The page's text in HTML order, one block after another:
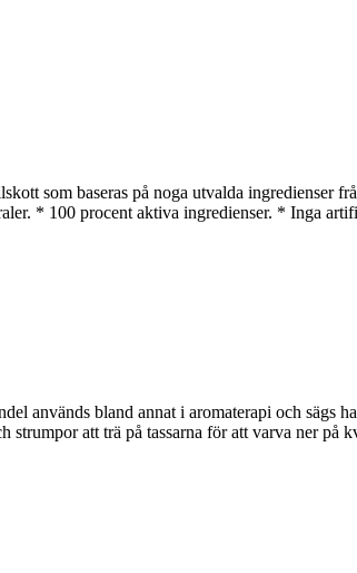
som baseras på noga utvalda ingredienser
* 100 procent aktiva ingredienser. * Inga
används bland annat i aromaterapi och sägs
strumpor att trä på tassarna för att varva ner